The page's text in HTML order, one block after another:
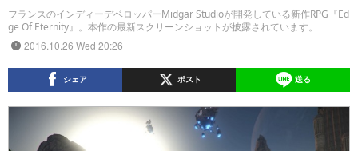
フランスのインディーデベロッパーMidgar Studioが開発している新作RPG『Ed
ge Of Eternity』。本作の最新スクリーンショットが披露されています。
2016.10.26 Wed 20:26
シェア ポスト 送る